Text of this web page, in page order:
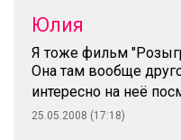
Юлия
Я тоже фильм
Она там вообще
интересно на неё
25.05.2008 (17:18)